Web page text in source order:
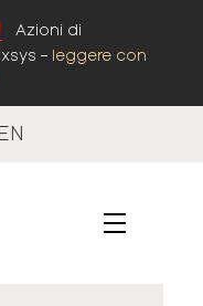
Azioni di
– leggere con
EN